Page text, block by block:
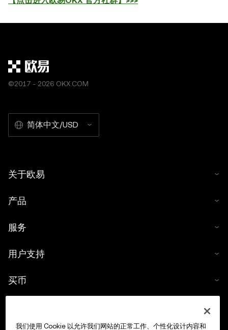
©2017 - 2026 OKX.COM
简体中文/USD
关于欧易
产品
服务
用户支持
买币
我们使用 Cookie 以允许我们网站的正常工作、个性化设计内容和